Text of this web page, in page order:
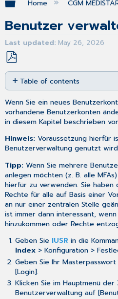
Expand/collapse
Home CGM
Benutzer
Last updated May 26, 2026
Save
as
PDF
Table of contents
Stammdaten
Erläuterung
der
Optionen
für
karteikartenübergreifende
Ansicht
Register
Rechte
Wenn Sie ein neues
vorhandene Benutzerkonten
in diesem Kapitel beschrieben
Hinweis:Voraussetzung hierfür
Benutzerverwaltung genutzt
Tipp:Wenn Sie mehrere
anlegen möchten (z. B. alle
hierfür zu verwenden. Sie
Rechte für alle auf Basis einer
an nur einer zentralen Stelle
ist immer dann interessant,
hinzukommen oder Rechte
Geben Sie IUSR in die
Index> Konfiguration >
Geben Sie Ihr
[Login].
Klicken Sie im Hauptmenü der
Benutzerverwaltung auf